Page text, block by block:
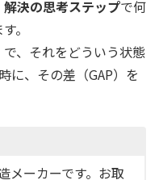
決の思考ステップで何
。
、それをどういう状態
に、その差（GAP）を
メーカーです。お取